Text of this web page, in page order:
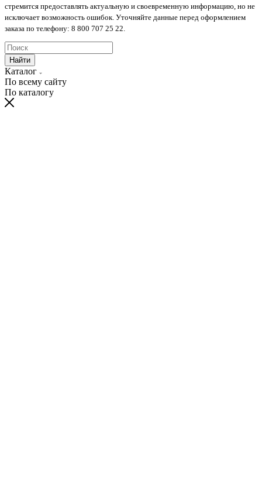
стремится предоставлять актуальную и своевременную информацию, но не
исключает возможность ошибок. Уточняйте данные перед оформлением
заказа по телефону: 8 800 707 25 22.
Найти
Каталог
По всему сайту
По каталогу